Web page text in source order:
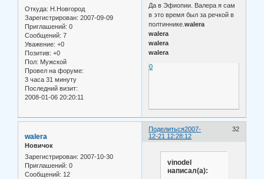
Откуда: Н.Новгород
Зарегистрирован: 2007-09-09
Приглашений: 0
Сообщений: 7
Уважение: +0
Позитив: +0
Пол: Мужской
Провел на форуме:
3 часа 31 минуту
Последний визит:
2008-01-06 20:20:11
Да в Эфиопии. Валера я сам
в это время был за речкой в
полтиннике.walera
walera
walera
walera
0
Поделиться 32
2007-
12-21 12:28:12
walera
Новичок
Зарегистрирован: 2007-10-30
Приглашений: 0
Сообщений: 12
vinodel
написал(а):